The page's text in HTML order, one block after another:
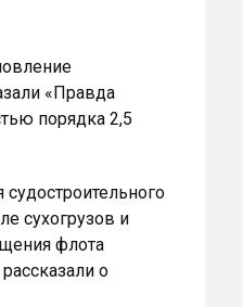
«Правда
порядка 2,5
сухогрузов и
флота
о